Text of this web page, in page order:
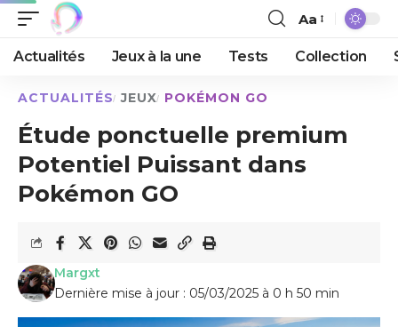
Aa
Actualités Jeux à la une Tests Collection
ACTUALITÉS JEUX POKÉMON GO
Étude ponctuelle premium
Potentiel Puissant dans
Pokémon GO
Dernière mise à jour : 05/03/2025 à 0 h 50 min
Margxt